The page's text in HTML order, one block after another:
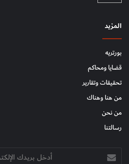
المزيد
بورتريه
قضايا ومحاكم
تحقيقات وتقارير
من هنا وهناك
من نحن
رسالتنا
أدخل